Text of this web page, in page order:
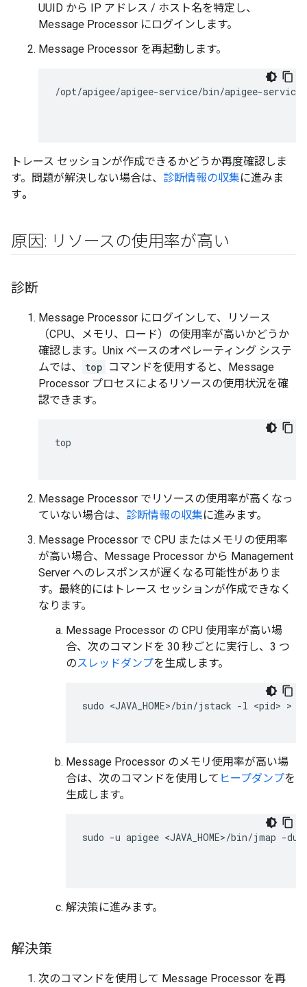
UUID から IP アドレス / ホスト名を特定し、
Message Processor にログインします。
Message Processor を再起動します。
/opt/apigee/apigee-service/bin/apigee-service
トレース セッションが作成できるかどうか再度確認しま
す。問題が解決しない場合は、 診断情報の収集に進みま
す。
原因: リソースの使用率が高い
診断
Message Processor にログインして、リソース
（CPU、メモリ、ロード）の使用率が高いかどうか
確認します。Unix ベースのオペレーティング システ
ムでは、
top コマンドを使用すると、Message
Processor プロセスによるリソースの使用状況を確
認できます。
top
Message Processor でリソースの使用率が高くなっ
ていない場合は、 診断情報の収集に進みます。
Message Processor で CPU またはメモリの使用率
が高い場合、Message Processor から Management
Server へのレスポンスが遅くなる可能性がありま
す。最終的にはトレース セッションが作成できなく
なります。
Message Processor の CPU 使用率が高い場
合、次のコマンドを 30 秒ごとに実行し、3 つ
のスレッドダンプを生成します。
sudo <JAVA_HOME>/bin/jstack -l <pid> >
Message Processor のメモリ使用率が高い場
合は、次のコマンドを使用して ヒープダンプを
生成します。
sudo -u apigee <JAVA_HOME>/bin/jmap -
解決策に進みます。
解決策
次のコマンドを使用して Message Processor を再